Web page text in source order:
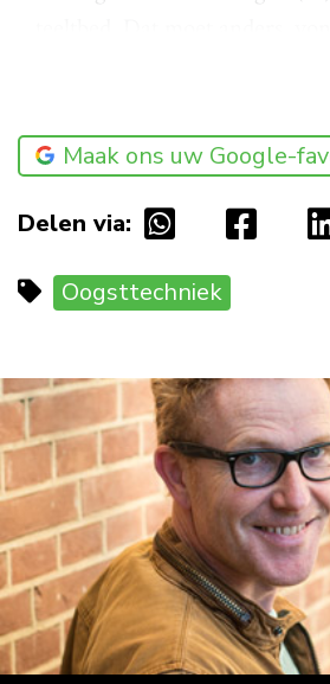
Maak ons uw Google-
Delen via:
Oogsttechniek